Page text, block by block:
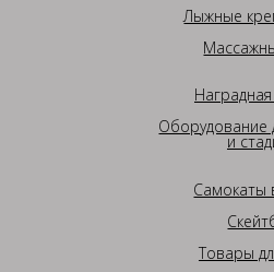
Лыжные
Оборудование
и
Самокаты
Товары